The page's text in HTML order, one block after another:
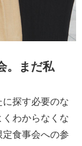
。まだ私
探す必要のな
わからなくな
食事会への参